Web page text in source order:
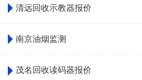
清远回收示教器报价
南京油烟监测
茂名回收读码器报价